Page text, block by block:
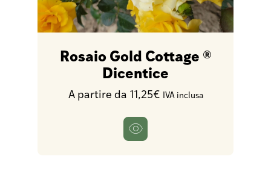
Rosaio Gold Cottage ®
Dicentice
A partire da 11,25€ IVA inclusa